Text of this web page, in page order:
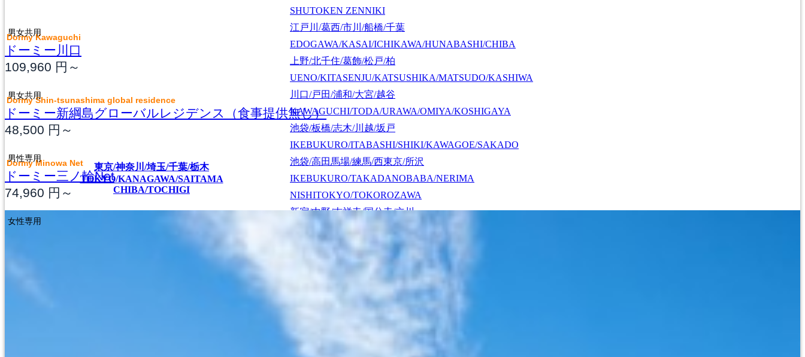
東京/神奈川/埼玉/千葉/栃木
TOKYO/KANAGAWA/SAITAMA
CHIBA/TOCHIGI
SHUTOKEN ZENNIKI
江戸川/葛西/市川/船橋/千葉
EDOGAWA/KASAI/ICHIKAWA/HUNABASHI/CHIBA
上野/北千住/葛飾/松戸/柏
UENO/KITASENJU/KATSUSHIKA/MATSUDO/KASHIWA
川口/戸田/浦和/大宮/越谷
KAWAGUCHI/TODA/URAWA/OMIYA/KOSHIGAYA
池袋/板橋/志木/川越/坂戸
IKEBUKURO/ITABASHI/SHIKI/KAWAGOE/SAKADO
池袋/高田馬場/練馬/西東京/所沢
IKEBUKURO/TAKADANOBABA/NERIMA
NISHITOKYO/TOKOROZAWA
新宿/中野/吉祥寺/国分寺/立川
新宿/登戸/調布/府中/多摩/八王子
SHINJUKU/NOBORITO/CHOFU/FUCHU/TAMA/HACHIOJI
渋谷/川崎/蒲田/横浜/戸塚
SHIBUYA/KAWASAKI/KAMATA/YOKOHAMA/TOTSUKA
町田/相模原/厚木/大和/湘南
MACHIDA/SAGAMIHARA/ATSUGI/YAMATO/SYONAN
男女共用
Dormy Kawaguchi
ドーミー川口
109,960 円～
男女共用
Dormy Shin-tsunashima global residence
ドーミー新綱島グローバルレジデンス（食事提供無し）
48,500 円～
男性専用
Dormy Minowa Net
ドーミー三ノ輪Net
74,960 円～
女性専用